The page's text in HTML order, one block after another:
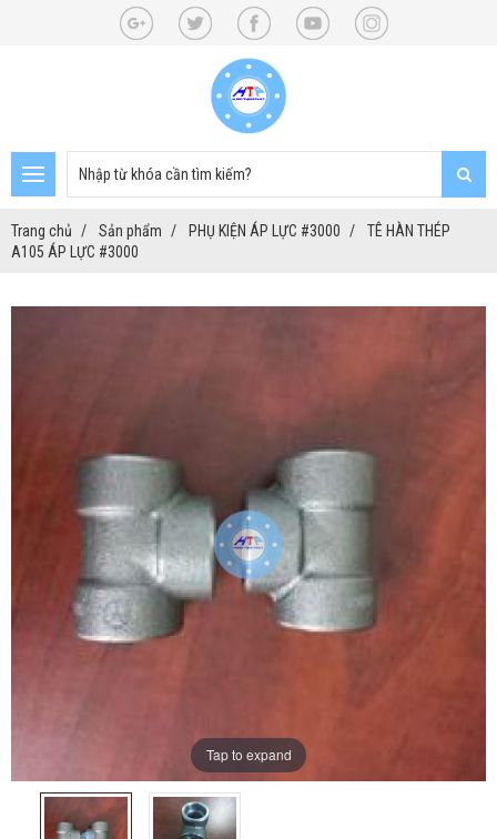
Trang chủ Sản phẩm PHỤ KIỆN ÁP LỰC #3000
TÊ HÀN THÉP
A105 ÁP LỰC #3000
Tap to expand